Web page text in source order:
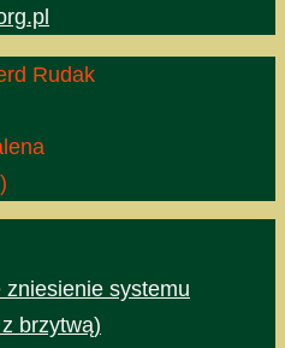
zniesienie systemu
brzytwą)